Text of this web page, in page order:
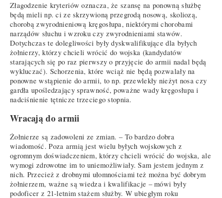
Złagodzenie kryteriów oznacza, że szansę na ponowną służbę
będą mieli np. ci ze skrzywioną przegrodą nosową, skoliozą,
chorobą zwyrodnieniową kręgosłupa, niektórymi chorobami
narządów słuchu i wzroku czy zwyrodnieniami stawów.
Dotychczas te dolegliwości były dyskwalifikujące dla byłych
żołnierzy, którzy chcieli wrócić do wojska (kandydatów
starających się po raz pierwszy o przyjęcie do armii nadal będą
wykluczać). Schorzenia, które wciąż nie będą pozwalały na
ponowne wstąpienie do armii, to np. przewlekły nieżyt nosa czy
gardła upośledzający sprawność, poważne wady kręgosłupa i
nadciśnienie tętnicze trzeciego stopnia.
Wracają do armii
Żołnierze są zadowoleni ze zmian. – To bardzo dobra
wiadomość. Poza armią jest wielu byłych wojskowych z
ogromnym doświadczeniem, którzy chcieli wrócić do wojska, ale
wymogi zdrowotne im to uniemożliwiały. Sam jestem jednym z
nich. Przecież z drobnymi ułomnościami też można być dobrym
żołnierzem, ważne są wiedza i kwalifikacje – mówi były
podoficer z 21-letnim stażem służby. W ubiegłym roku